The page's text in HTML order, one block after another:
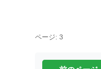
ページ: 3